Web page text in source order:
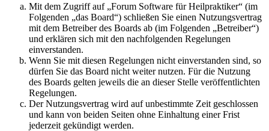
Mit dem Zugriff auf „Forum Software für Heilpraktiker“ (im
Folgenden „das Board“) schließen Sie einen Nutzungsvertrag
mit dem Betreiber des Boards ab (im Folgenden „Betreiber“)
und erklären sich mit den nachfolgenden Regelungen
einverstanden.
Wenn Sie mit diesen Regelungen nicht einverstanden sind, so
dürfen Sie das Board nicht weiter nutzen. Für die Nutzung
des Boards gelten jeweils die an dieser Stelle veröffentlichten
Regelungen.
Der Nutzungsvertrag wird auf unbestimmte Zeit geschlossen
und kann von beiden Seiten ohne Einhaltung einer Frist
jederzeit gekündigt werden.